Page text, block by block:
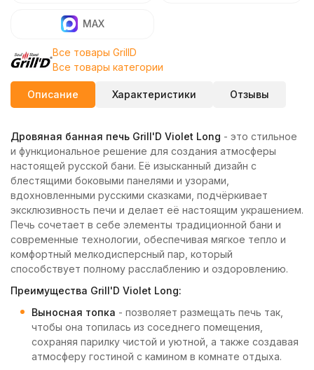
MAX
Все товары GrillD
Все товары категории
Описание Характеристики Отзывы
Дровяная банная печь Grill'D Violet Long - это стильное
и функциональное решение для создания атмосферы
настоящей русской бани. Её изысканный дизайн с
блестящими боковыми панелями и узорами,
вдохновленными русскими сказками, подчёркивает
эксклюзивность печи и делает её настоящим украшением.
Печь сочетает в себе элементы традиционной бани и
современные технологии, обеспечивая мягкое тепло и
комфортный мелкодисперсный пар, который
способствует полному расслаблению и оздоровлению.
Преимущества Grill'D Violet Long:
Выносная топка - позволяет размещать печь так,
чтобы она топилась из соседнего помещения,
сохраняя парилку чистой и уютной, а также создавая
атмосферу гостиной с камином в комнате отдыха.